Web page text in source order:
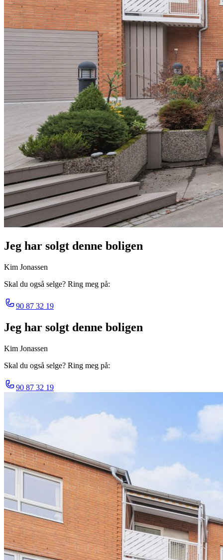
Jeg har solgt denne boligen
Kim Jonassen
Skal du også selge? Ring meg på:
90 87 32 19
Jeg har solgt denne boligen
Kim Jonassen
Skal du også selge? Ring meg på:
90 87 32 19